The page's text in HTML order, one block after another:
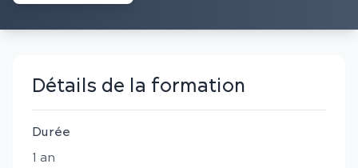
Détails de la formation
Durée
1 an